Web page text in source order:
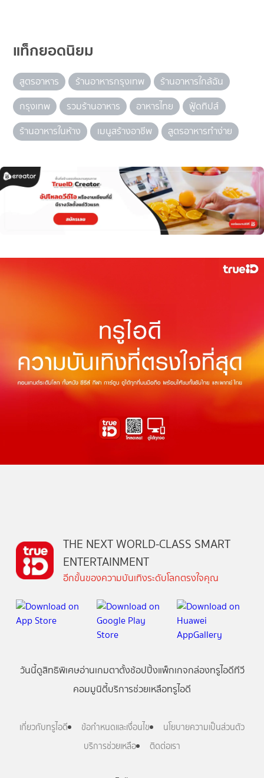
แท็กยอดนิยม
สูตรอาหาร ร้านอาหารกรุงเทพ
ร้านอาหารใกล้ฉัน
กรุงเทพ
รวมร้านอาหาร อาหารไทย
ฟู้ดทิปส์
ร้านอาหารในห้าง
เมนูสร้างอาชีพ สูตรอาหารทำง่าย
THE NEXT WORLD-CLASS SMART
ENTERTAINMENT
อีกขั้นของความบันเทิงระดับโลกตรงใจคุณ
วันนี้ดูสิทธิพิเศษอ่านเกมตาตั้งช้อปปิ้งแพ็กเกจกล่องทรูไอดีทีวี
คอมมูนิตี้บริการช่วยเหลือทรูไอดี
เกี่ยวกับทรูไอดี ข้อกำหนดและเงื่อนไข
นโยบายความเป็นส่วนตัว
บริการช่วยเหลือ
ติดต่อเรา